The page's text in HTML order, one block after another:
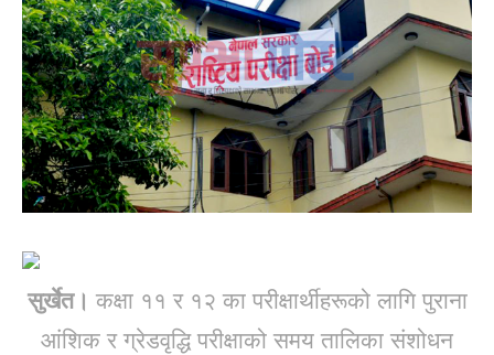
सुर्खेत। कक्षा ११ र १२ का परीक्षार्थीहरूको लागि पुराना
आंशिक र ग्रेडवृद्धि परीक्षाको समय तालिका संशोधन